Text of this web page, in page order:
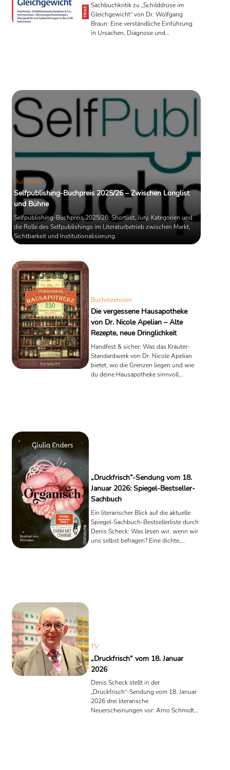
Sachbuchkritik zu „Schilddrüse im
Gleichgewicht“ von Dr. Wolfgang
Braun: Eine verständliche Einführung
in Ursachen, Diagnose und
Buchpreis
Selfpublishing-Buchpreis 2025/26 – Zwischen Longlist
und Bühne
Selfpublishing-Buchpreis 2025/26: Shortlist, Jury, Kategorien und
die Rolle des Selfpublishings im Literaturbetrieb zwischen Markt,
Sichtbarkeit und Institutionalisierung.
Buchrezension
Die vergessene Hausapotheke
von Dr. Nicole Apelian – Alte
Rezepte, neue Dringlichkeit
Handfest & sicher: Was das Kräuter-
Standardwerk von Dr. Nicole Apelian
bietet, wo die Grenzen liegen und wie
du deine Hausapotheke sinnvoll
„Druckfrisch“-Sendung vom 18.
Januar 2026: Spiegel-Bestseller-
Sachbuch
Ein literarischer Blick auf die aktuelle
Spiegel-Sachbuch-Bestsellerliste durch
Denis Scheck: Was lesen wir, wenn wir
uns selbst befragen? Eine dichte,
TV
„Druckfrisch“ vom 18. Januar
2026
Denis Scheck stellt in der
„Druckfrisch“-Sendung vom 18. Januar
2026 drei literarische
Neuerscheinungen vor: Arno Schmidts